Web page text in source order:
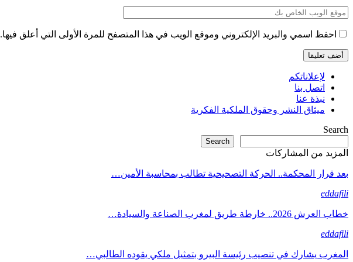
احفظ اسمي والبريد الإلكتروني وموقع الويب في هذا المتصفح للمرة الأولى التي أعلق فيها.
لإعلاناتكم
اتصل بنا
نبذة عنا
ميثاق النشر وحقوق الملكية الفكرية
Search
Search
المزيد من المشاركات
بعد قرار المحكمة.. الحركة التصحيحية تطالب بمحاسبة الأمين…
eddafili
خطاب العرش 2026.. خارطة طريق لمغرب الصناعة والسيادة…
eddafili
المغرب يشارك في تنصيب رئيسة البيرو بتمثيل ملكي يقوده الطالبي…